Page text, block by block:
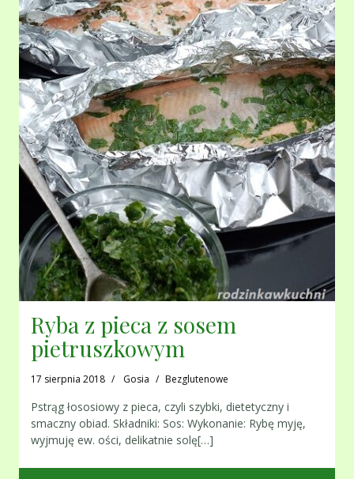
Ryba z pieca z sosem
pietruszkowym
17 sierpnia 2018 Gosia Bezglutenowe
Pstrąg łososiowy z pieca, czyli szybki, dietetyczny i
smaczny obiad. Składniki: Sos: Wykonanie: Rybę myję,
wyjmuję ew. ości, delikatnie solę[…]